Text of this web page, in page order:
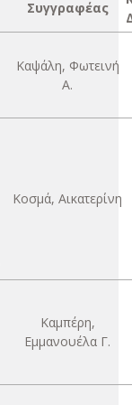
Συγγραφέας
Καψάλη, Φωτεινή
Α.
Κοσμά, Αικατερίνη
Καμπέρη,
Εμμανουέλα Γ.